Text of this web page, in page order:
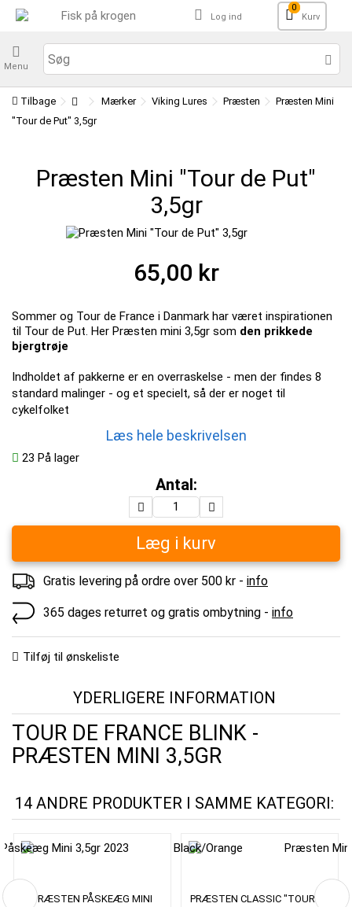
Log ind
0
Kurv
Menu
Tilbage Mærker Viking Lures Præsten
Præsten Mini
"Tour de Put" 3,5gr
Præsten Mini "Tour de Put"
3,5gr
65,00 kr
Sommer og Tour de France i Danmark har været inspirationen
til Tour de Put. Her Præsten mini 3,5gr som den prikkede
bjergtrøje
Indholdet af pakkerne er en overraskelse - men der findes 8
standard malinger - og et specielt, så der er noget til
cykelfolket
Læs hele beskrivelsen
23 På lager
Antal:
Læg i kurv
Gratis levering på ordre over 500 kr - info
365 dages returret og gratis ombytning - info
Tilføj til ønskeliste
YDERLIGERE INFORMATION
TOUR DE FRANCE BLINK -
PRÆSTEN MINI 3,5GR
14 ANDRE PRODUKTER I SAMME KATEGORI:
PRÆSTEN PÅSKEÆG MINI
PRÆSTEN CLASSIC "TOUR DE